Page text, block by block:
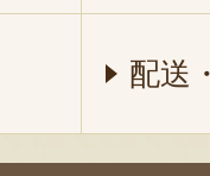
配送